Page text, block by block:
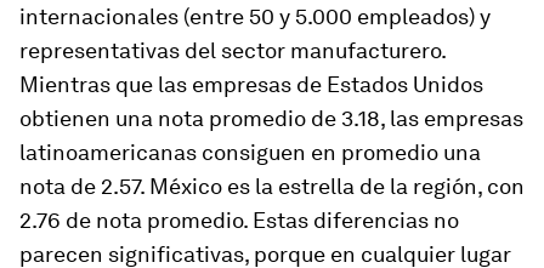
internacionales (entre 50 y 5.000 empleados) y
representativas del sector manufacturero.
Mientras que las empresas de Estados Unidos
obtienen una nota promedio de 3.18, las empresas
latinoamericanas consiguen en promedio una
nota de 2.57. México es la estrella de la región, con
2.76 de nota promedio. Estas diferencias no
parecen significativas, porque en cualquier lugar